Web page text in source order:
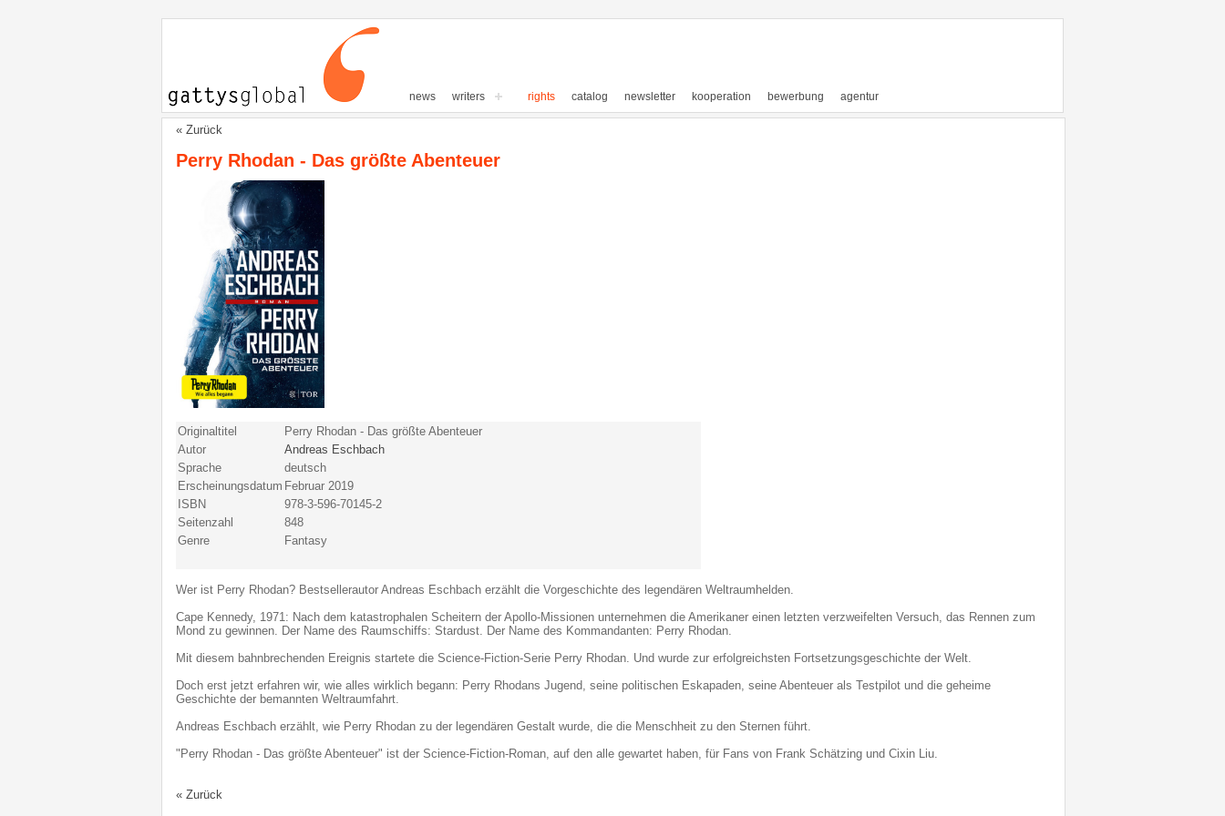
news writers rights catalog newsletter kooperation bewerbung agentur
« Zurück
Perry Rhodan - Das größte Abenteuer
Originaltitel
Perry Rhodan - Das größte Abenteuer
Autor
Andreas Eschbach
Sprache
deutsch
Erscheinungsdatum Februar 2019
ISBN
978-3-596-70145-2
Seitenzahl
848
Genre
Fantasy
Wer ist Perry Rhodan? Bestsellerautor Andreas Eschbach erzählt die Vorgeschichte des legendären Weltraumhelden.
Cape Kennedy, 1971: Nach dem katastrophalen Scheitern der Apollo-Missionen unternehmen die Amerikaner einen letzten verzweifelten Versuch, das Rennen zum
Mond zu gewinnen. Der Name des Raumschiffs: Stardust. Der Name des Kommandanten: Perry Rhodan.
Mit diesem bahnbrechenden Ereignis startete die Science-Fiction-Serie Perry Rhodan. Und wurde zur erfolgreichsten Fortsetzungsgeschichte der Welt.
Doch erst jetzt erfahren wir, wie alles wirklich begann: Perry Rhodans Jugend, seine politischen Eskapaden, seine Abenteuer als Testpilot und die geheime
Geschichte der bemannten Weltraumfahrt.
Andreas Eschbach erzählt, wie Perry Rhodan zu der legendären Gestalt wurde, die die Menschheit zu den Sternen führt.
"Perry Rhodan - Das größte Abenteuer" ist der Science-Fiction-Roman, auf den alle gewartet haben, für Fans von Frank Schätzing und Cixin Liu.
« Zurück